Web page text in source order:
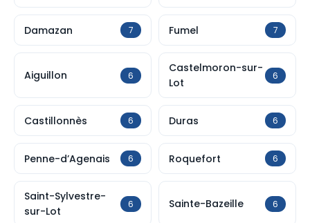
Damazan 7 Fumel 7
Aiguillon 6
Castelmoron-sur-
Lot
6
Castillonnès 6 Duras 6
Penne-dʼAgenais 6 Roquefort 6
Saint-Sylvestre-
sur-Lot
6 Sainte-Bazeille 6